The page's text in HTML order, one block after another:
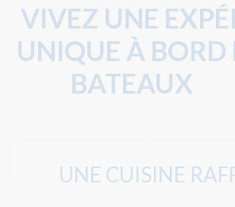
VIVEZ UNE
UNIQUE À BORD
BATEAUX
UNE CUISINE